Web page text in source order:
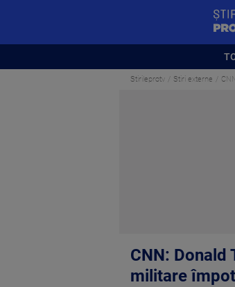
Stirileprotv Stiri externe
CNN: Donald
militare